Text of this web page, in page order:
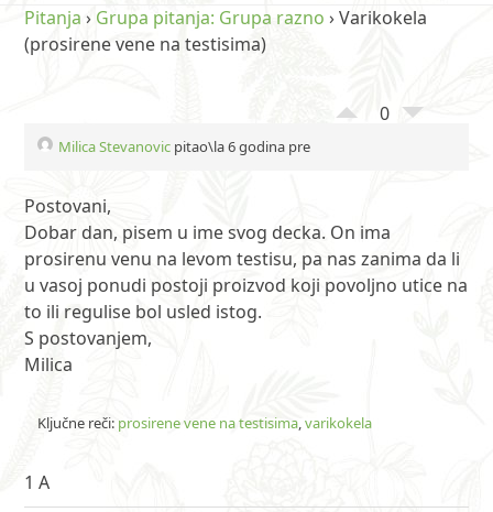
Pitanja › Grupa pitanja: Grupa razno ›Varikokela
(prosirene vene na testisima)
0
Milica Stevanovic pitao\la 6 godina pre
Postovani,
Dobar dan, pisem u ime svog decka. On ima
prosirenu venu na levom testisu, pa nas zanima da li
u vasoj ponudi postoji proizvod koji povoljno utice na
to ili regulise bol usled istog.
S postovanjem,
Milica
Ključne reči: prosirene vene na testisima,varikokela
1 A